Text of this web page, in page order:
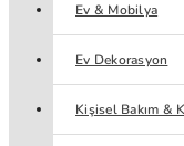
Ev & Mobilya
Ev Dekorasyon
Kişisel Bakım &